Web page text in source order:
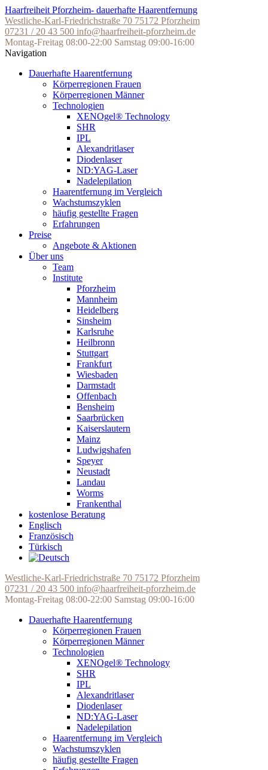
Skip
to
the
content
Haarfreiheit Pforzheim- dauerhafte Haarentfernung
Westliche-Karl-Friedrichstraße 70 75172 Pforzheim
07231 / 20 43 500 info@haarfreiheit-pforzheim.de
Montag-Freitag 08:00-22:00 Samstag 09:00-16:00
Navigation
Dauerhafte Haarentfernung
Körperregionen Frauen
Körperregionen Männer
Technologien
XENOgel® Technology
SHR
IPL
Alexandritlaser
Diodenlaser
ND:YAG-Laser
Nadelepilation
Haarentfernung im Vergleich
Wachstumszyklen
häufig gestellte Fragen
Erfahrungen
Preise
Angebote & Aktionen
Über uns
Team
Institute
Pforzheim
Mannheim
Heidelberg
Sinsheim
Karlsruhe
Heilbronn
Stuttgart
Frankfurt
Wiesbaden
Darmstadt
Offenbach
Bensheim
Saarbrücken
Kaiserslautern
Mainz
Ludwigshafen
Speyer
Neustadt
Landau
Worms
Frankenthal
kostenlose Beratung
Englisch
Französisch
Türkisch
Westliche-Karl-Friedrichstraße 70 75172 Pforzheim
07231 / 20 43 500 info@haarfreiheit-pforzheim.de
Montag-Freitag 08:00-22:00 Samstag 09:00-16:00
Dauerhafte Haarentfernung
Körperregionen Frauen
Körperregionen Männer
Technologien
XENOgel® Technology
SHR
IPL
Alexandritlaser
Diodenlaser
ND:YAG-Laser
Nadelepilation
Haarentfernung im Vergleich
Wachstumszyklen
häufig gestellte Fragen